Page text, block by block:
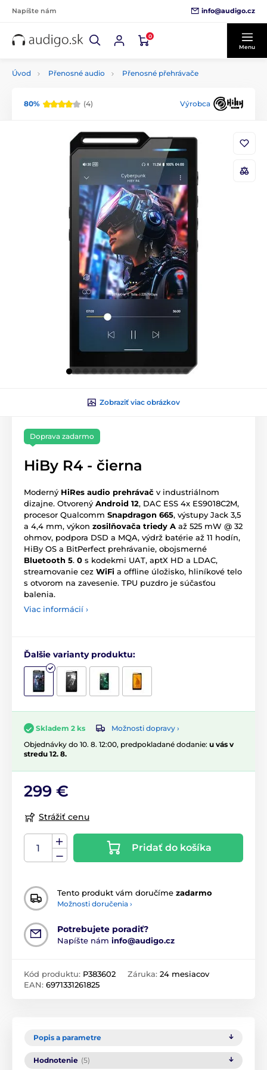
Napíšte nám info@audigo.cz
0
Menu
Úvod Přenosné audio Přenosné přehrávače
80% (4) Výrobca
Zobraziť viac obrázkov
Doprava zadarmo
HiBy R4 - čierna
Moderný HiRes audio prehrávač v industriálnom
dizajne. Otvorený Android 12, DAC ESS 4x ES9018C2M,
procesor Qualcomm Snapdragon 665, výstupy Jack 3,5
a 4,4 mm, výkon zosilňovača triedy A až 525 mW @ 32
ohmov, podpora DSD a MQA, výdrž batérie až 11 hodín,
HiBy OS a BitPerfect prehrávanie, obojsmerné
Bluetooth 5. 0 s kodekmi UAT, aptX HD a LDAC,
streamovanie cez WiFi a offline úložisko, hliníkové telo
s otvorom na zavesenie. TPU puzdro je súčasťou
balenia.
Viac informácií ›
Ďalšie varianty produktu:
Skladem 2 ks
Možnosti dopravy ›
Objednávky do 10. 8. 12:00, predpokladané dodanie: u vás v
stredu 12. 8.
299 €
Strážiť cenu
Pridať do košíka
Tento produkt vám doručíme zadarmo
Možnosti doručenia ›
Potrebujete poradiť?
Napíšte nám info@audigo.cz
Kód produktu: P383602
EAN: 6971331261825
Záruka: 24 mesiacov
Popis a parametre
Hodnotenie (5)